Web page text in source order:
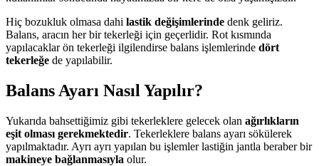
Hiç bozukluk olmasa dahi lastik değişimlerinde denk geliriz.
Balans, aracın her bir tekerleği için geçerlidir. Rot kısmında
yapılacaklar ön tekerleği ilgilendirse balans işlemlerinde dört
tekerleğe de yapılabilir.
Balans Ayarı Nasıl Yapılır?
Yukarıda bahsettiğimiz gibi tekerleklere gelecek olan ağırlıkların
eşit olması gerekmektedir. Tekerleklere balans ayarı sökülerek
yapılmaktadır. Ayrı ayrı yapılan bu işlemler lastiğin jantla beraber bir
makineye bağlanmasıyla olur.